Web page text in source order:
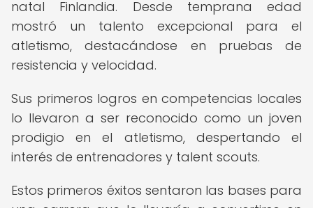
natal Finlandia. Desde temprana edad
mostró un talento excepcional para el
atletismo, destacándose en pruebas de
resistencia y velocidad.
Sus primeros logros en competencias locales
lo llevaron a ser reconocido como un joven
prodigio en el atletismo, despertando el
interés de entrenadores y talent scouts.
Estos primeros éxitos sentaron las bases para